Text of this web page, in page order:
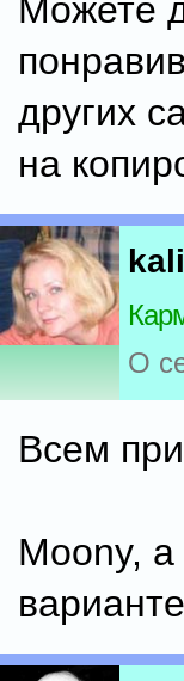
Можете
других
на
О
Всем
Moony,